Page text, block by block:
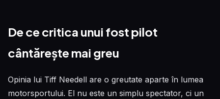
De ce critica unui fost pilot
cântărește mai greu
Opinia lui Tiff Needell are o greutate aparte în lumea
motorsportului. El nu este un simplu spectator, ci un